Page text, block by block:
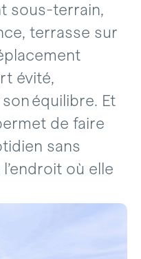
sous-terrain,
terrasse sur
évité,
équilibre. Et
de faire
sans
où elle